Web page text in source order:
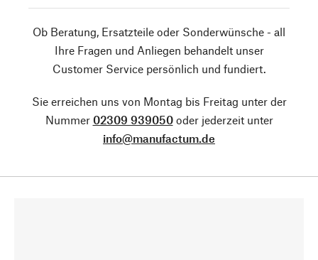
Ob Beratung, Ersatzteile oder Sonderwünsche - all
Ihre Fragen und Anliegen behandelt unser
Customer Service persönlich und fundiert.
Sie erreichen uns von Montag bis Freitag unter der
Nummer 02309 939050oder jederzeit unter
info@manufactum.de